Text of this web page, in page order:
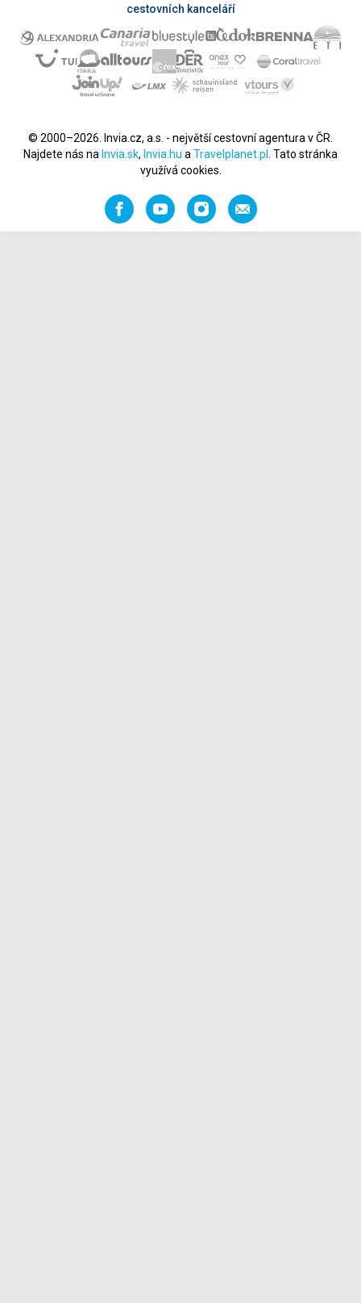
cestovních kanceláří
© 2000–2026. Invia.cz, a.s. - největší cestovní agentura v ČR.
Najdete nás na Invia.sk, Invia.hu a Travelplanet.pl
. Tato stránka
využívá cookies.
FacebookYouTubeInstagramNapište
nám